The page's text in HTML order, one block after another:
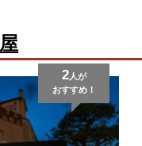
2人が
おすすめ！